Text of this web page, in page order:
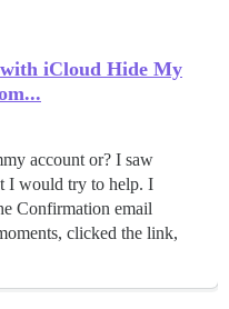
iCloud Hide My
account or? I saw
I would try to help. I
Confirmation email
clicked the link,